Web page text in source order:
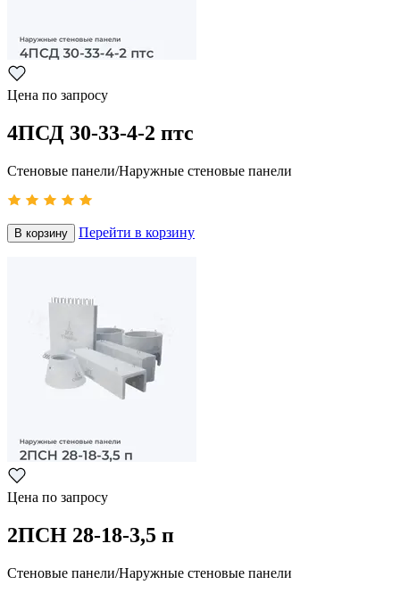
Цена по запросу
4ПСД 30-33-4-2 птс
Стеновые панели/Наружные стеновые панели
В корзину Перейти в корзину
Цена по запросу
2ПСН 28-18-3,5 п
Стеновые панели/Наружные стеновые панели